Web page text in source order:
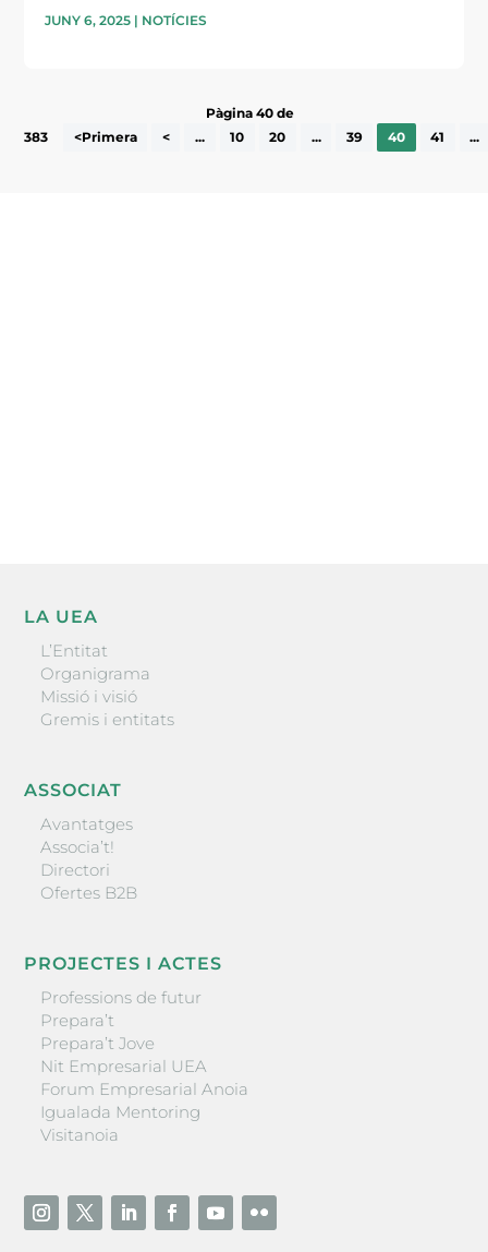
JUNY 6, 2025 | NOTÍCIES
Pàgina 40 de
383
<Primera < ... 10 20 ... 39 40 41 ...
LA UEA
L’Entitat
Organigrama
Missió i visió
Gremis i entitats
ASSOCIAT
Avantatges
Associa’t!
Directori
Ofertes B2B
PROJECTES I ACTES
Professions de futur
Prepara’t
Prepara’t Jove
Nit Empresarial UEA
Forum Empresarial Anoia
Igualada Mentoring
Visitanoia